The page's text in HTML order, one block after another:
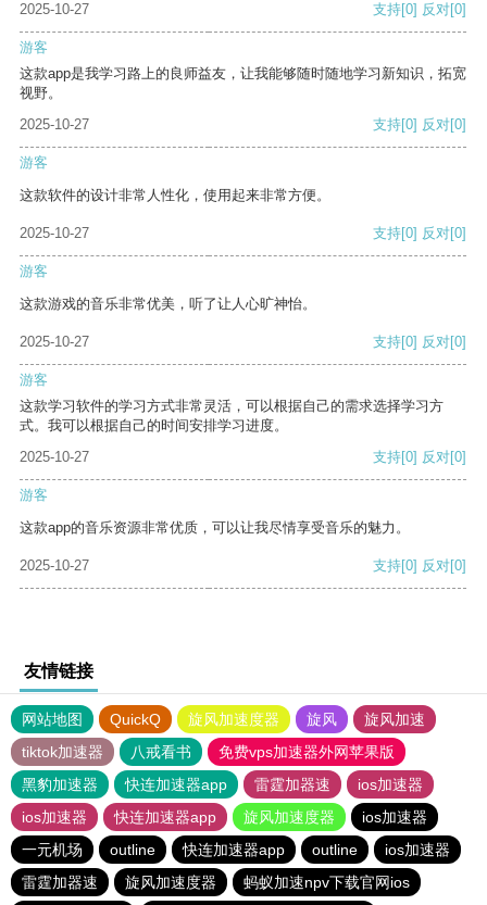
2025-10-27
支持[0] 反对[0]
游客
这款app是我学习路上的良师益友，让我能够随时随地学习新知识，拓宽
视野。
2025-10-27
支持[0] 反对[0]
游客
这款软件的设计非常人性化，使用起来非常方便。
2025-10-27 支持[0] 反对[0]
游客
这款游戏的音乐非常优美，听了让人心旷神怡。
2025-10-27 支持[0] 反对[0]
游客
这款学习软件的学习方式非常灵活，可以根据自己的需求选择学习方
式。我可以根据自己的时间安排学习进度。
2025-10-27
支持[0] 反对[0]
游客
这款app的音乐资源非常优质，可以让我尽情享受音乐的魅力。
2025-10-27 支持[0] 反对[0]
友情链接
网站地图 QuickQ 旋风加速度器 旋风
旋风加速
tiktok加速器
八戒看书
免费vps加速器外网苹果版
黑豹加速器
快连加速器app 雷霆加器速
ios加速器
ios加速器
快连加速器app 旋风加速度器
ios加速器
一元机场
outline 快连加速器app outline
ios加速器
雷霆加器速
旋风加速度器 蚂蚁加速npv下载官网ios